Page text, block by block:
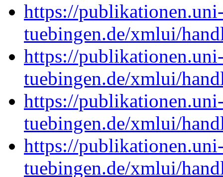
https://
tuebingen.de/xmlui/
https://
tuebingen.de/xmlui/
https://
tuebingen.de/xmlui/
https://
tuebingen.de/xmlui/